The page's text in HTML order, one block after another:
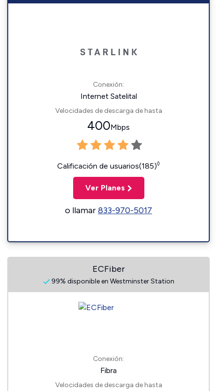
Conexión:
Internet Satelital
Velocidades de descarga de hasta
400Mbps
Calificación de usuarios(185)◊
Ver Planes
o llamar833-970-5017
ECFiber
99% disponible en Westminster Station
Conexión:
Fibra
Velocidades de descarga de hasta